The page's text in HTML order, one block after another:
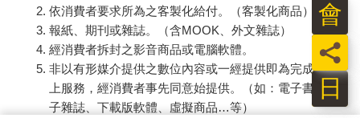
依消費者要求所為之客製化給付。（客製化商品）
報紙、期刊或雜誌。（含MOOK、外文雜誌）
經消費者拆封之影音商品或電腦軟體。
非以有形媒介提供之數位內容或一經提供即為完成之線
上服務，經消費者事先同意始提供。（如：電子書、電
子雜誌、下載版軟體、虛擬商品…等）
日
員
會